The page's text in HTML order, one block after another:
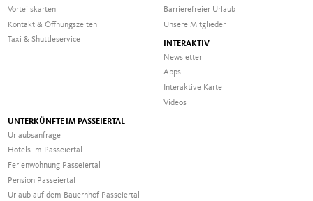
Vorteilskarten
Kontakt & Öffnungszeiten
Taxi & Shuttleservice
Barrierefreier Urlaub
Unsere Mitglieder
INTERAKTIV
Newsletter
Apps
Interaktive Karte
Videos
UNTERKÜNFTE IM PASSEIERTAL
Urlaubsanfrage
Hotels im Passeiertal
Ferienwohnung Passeiertal
Pension Passeiertal
Urlaub auf dem Bauernhof Passeiertal